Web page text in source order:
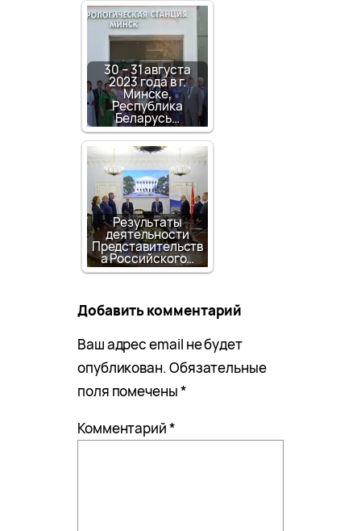
30 – 31 августа
2023 года в г.
Минске,
Республика
Беларусь…
Результаты
деятельности
Представительств
а Российского…
Добавить комментарий
Ваш адрес email не будет
опубликован.Обязательные
поля помечены*
Комментарий*